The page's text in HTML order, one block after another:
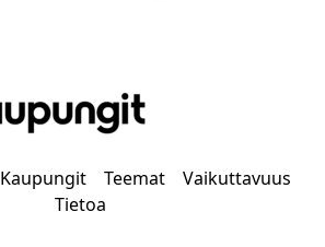
Kaupungit Teemat
Vaikuttavuus
Tietoa